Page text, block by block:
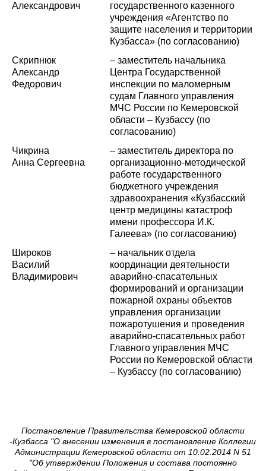
Александрович
государственного казенного
учреждения «Агентство по
защите населения и территории
Кузбасса» (по согласованию)
Скрипнюк
Александр
Федорович
– заместитель начальника
Центра Государственной
инспекции по маломерным
судам Главного управления
МЧС России по Кемеровской
области – Кузбассу (по
согласованию)
Чикрина
Анна Сергеевна
– заместитель директора по
организационно-методической
работе государственного
бюджетного учреждения
здравоохранения «Кузбасский
центр медицины катастроф
имени профессора И.К.
Галеева» (по согласованию)
Широков
Василий
Владимирович
– начальник отдела
координации деятельности
аварийно-спасательных
формирований и организации
пожарной охраны объектов
управления организации
пожаротушения и проведения
аварийно-спасательных работ
Главного управления МЧС
России по Кемеровской области
– Кузбассу (по согласованию)
Постановление Правительства Кемеровской области
-Кузбасса "О внесении изменения в постановление Коллегии
Администрации Кемеровской области от 10.02.2014 N 51
"Об утверждении Положения и состава постоянно